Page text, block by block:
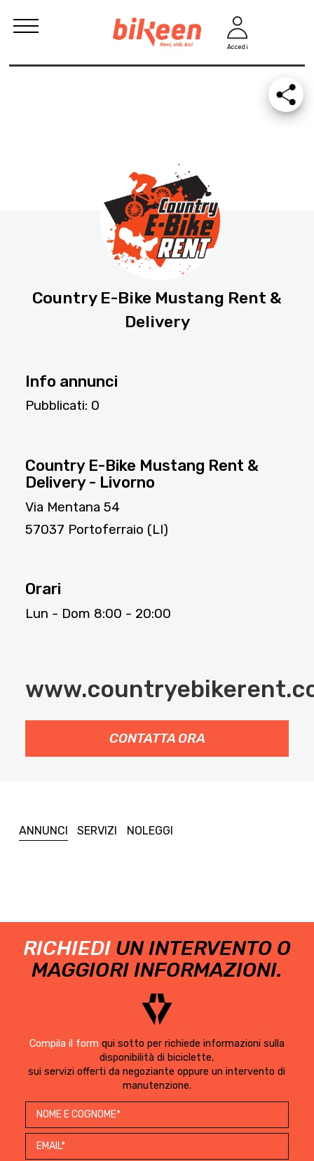
Accedi
Country E-Bike Mustang Rent &
Delivery
Info annunci
Pubblicati: 0
Country E-Bike Mustang Rent &
Delivery - Livorno
Via Mentana 54
57037 Portoferraio (LI)
Orari
Lun - Dom 8:00 - 20:00
CONTATTA ORA
ANNUNCI SERVIZI NOLEGGI
RICHIEDIUN INTERVENTO O
MAGGIORI INFORMAZIONI.
Compila il form qui sotto per richiede informazioni sulla
disponibilità di biciclette,
sui servizi offerti da negoziante oppure un intervento di
manutenzione.